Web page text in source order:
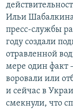
Ильи
пресс-службы
году создали
отравленной
мере один факт
воровали или
и сейчас в
смекнули, что